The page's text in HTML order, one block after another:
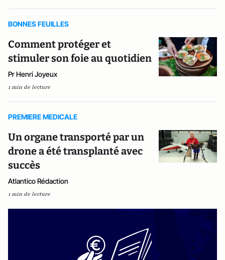
BONNES FEUILLES
Comment protéger et
stimuler son foie au quotidien
Pr Henri Joyeux
1 min de lecture
PREMIERE MEDICALE
Un organe transporté par un
drone a été transplanté avec
succès
Atlantico Rédaction
1 min de lecture